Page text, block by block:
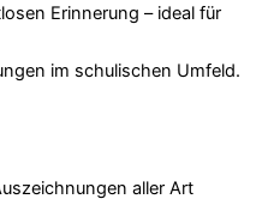
Erinnerung – ideal für
im schulischen Umfeld.
aller Art